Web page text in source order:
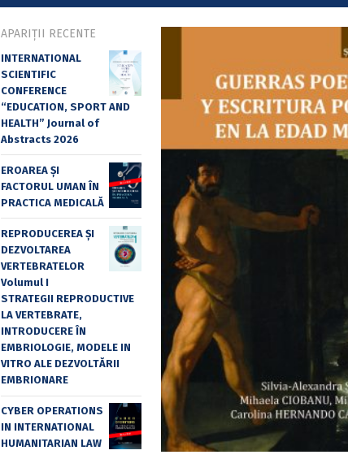
APARIȚII RECENTE
INTERNATIONAL
SCIENTIFIC
CONFERENCE
“EDUCATION, SPORT AND
HEALTH” Journal of
Abstracts 2026
EROAREA ȘI
FACTORUL UMAN ÎN
PRACTICA MEDICALĂ
REPRODUCEREA ȘI
DEZVOLTAREA
VERTEBRATELOR
Volumul I
STRATEGII REPRODUCTIVE
LA VERTEBRATE,
INTRODUCERE ÎN
EMBRIOLOGIE, MODELE IN
VITRO ALE DEZVOLTĂRII
EMBRIONARE
CYBER OPERATIONS
IN INTERNATIONAL
HUMANITARIAN LAW